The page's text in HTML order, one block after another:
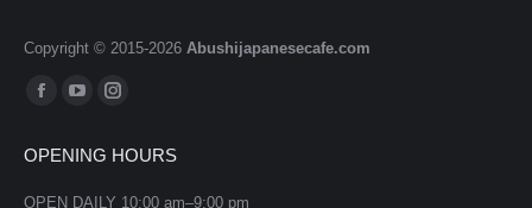
Copyright © 2015-2026 Abushijapanesecafe.com
Find us on:
Facebook
opens
in
YouTube
opens
in
Instagram
opens
in
OPENING HOURS
OPEN DAILY 10:00 am–9:00 pm